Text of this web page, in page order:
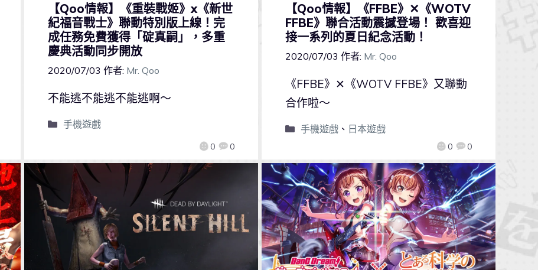
【Qoo情報】《重裝戰姬》x《新世
紀福音戰士》聯動特別版上線！完
成任務免費獲得「碇真嗣」，多重
慶典活動同步開放
2020/07/03 作者: Mr. Qoo
0 0
不能逃不能逃不能逃啊～
手機遊戲
【Qoo情報】《FFBE》✕《WOTV
FFBE》聯合活動震撼登場！ 歡喜迎
接一系列的夏日紀念活動！
2020/07/03 作者: Mr. Qoo
0 0
《FFBE》✕《WOTV FFBE》又聯動
合作啦～
手機遊戲、 日本遊戲